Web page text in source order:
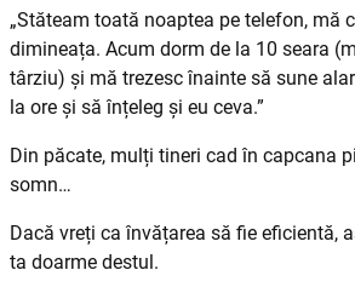
„Stăteam toată noaptea pe telefon, mă
dimineața. Acum dorm de la 10 seara
târziu) și mă trezesc înainte să sune
la ore și să înțeleg și eu ceva.”
Din păcate, mulți tineri cad în capcana
somn…
Dacă vreți ca învățarea să fie eficientă,
ta doarme destul.